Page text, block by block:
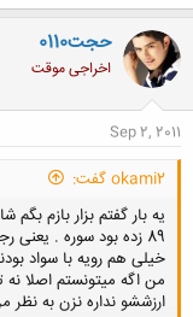
حجت0110
اخراجی موقت
Sep 2, 2011
okami2 گفت:
89 زده بود سوره .
خیلی هم رویه با سواد
من اگه میتونستم اصلا نه
ارزششو نداره نزن به